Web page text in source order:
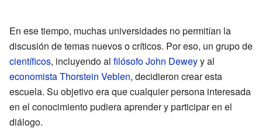
En ese tiempo, muchas universidades no permitían la
discusión de temas nuevos o críticos. Por eso, un grupo de
científicos, incluyendo al filósofoJohn Deweyy al
economistaThorstein Veblen, decidieron crear esta
escuela. Su objetivo era que cualquier persona interesada
en el conocimiento pudiera aprender y participar en el
diálogo.